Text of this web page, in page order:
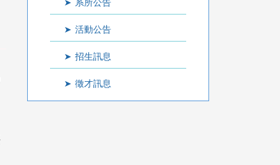
系所公告
活動公告
招生訊息
徵才訊息